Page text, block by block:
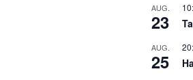
AUG.
23
AUG.
25